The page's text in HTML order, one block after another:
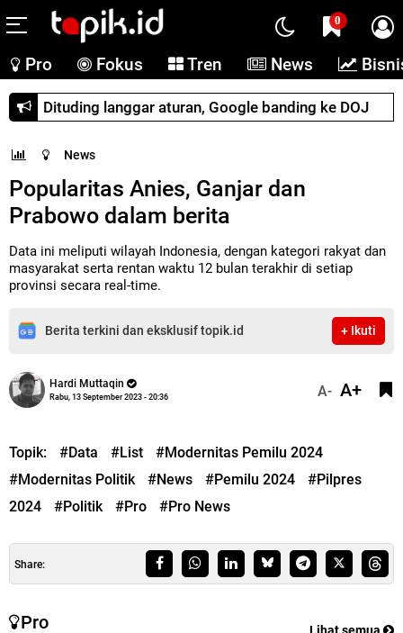
0
Pro Fokus Tren News
Dituding langgar aturan, Google banding ke DOJ
News
Popularitas Anies, Ganjar dan
Prabowo dalam berita
Data ini meliputi wilayah Indonesia, dengan kategori rakyat dan
masyarakat serta rentan waktu 12 bulan terakhir di setiap
provinsi secara real-time.
Berita terkini dan eksklusif topik.id + Ikuti
Hardi Muttaqin
Rabu, 13 September 2023 - 20:36 A- A+
Topik: #Data #List
#Modernitas Pemilu 2024
#Modernitas Politik
#News #Pemilu 2024
#Pilpres
2024
#Politik #Pro #Pro News
Share:
Pro Lihat semua